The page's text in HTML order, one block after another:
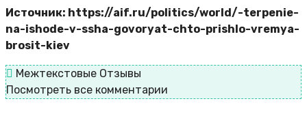
Источник: https://aif.ru/politics/world/-terpenie-
na-ishode-v-ssha-govoryat-chto-prishlo-vremya-
brosit-kiev
Межтекстовые Отзывы
Посмотреть все комментарии